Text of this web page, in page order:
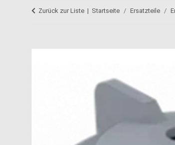
Zurück zur Liste Startseite Ersatzteile